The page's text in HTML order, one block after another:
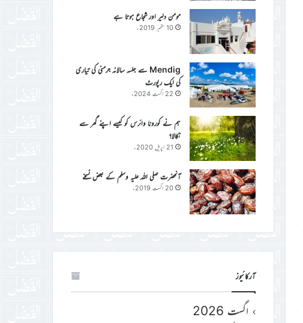
مومن دلیر اور شجاع ہوتا ہے
10 ستمبر 2019ء
Mendig سے جلسہ سالانہ جرمنی کی تیاری
کی ایک رپورٹ
22 اگست 2024ء
ہم نے کورونا وائرس کو کیسے اپنے گھر سے
نکالا؟
21 اپریل 2020ء
آنحضرت صلی اللہ علیہ وسلم کے بعض نسخے
20 اگست 2019ء
آرکائیوز
اگست 2026